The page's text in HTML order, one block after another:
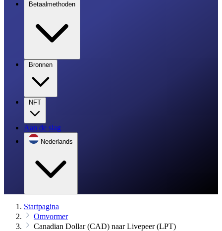
Betaalmethoden
Bronnen
NFT
Aan de slag
Nederlands
Startpagina
Omvormer
Canadian Dollar (CAD) naar Livepeer (LPT)